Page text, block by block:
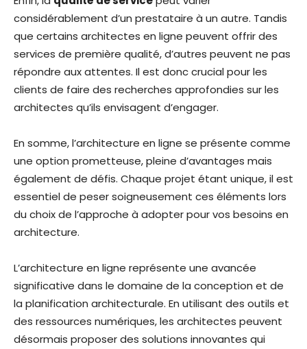
considérablement d’un prestataire à un autre. Tandis
que certains architectes en ligne peuvent offrir des
services de première qualité, d’autres peuvent ne pas
répondre aux attentes. Il est donc crucial pour les
clients de faire des recherches approfondies sur les
architectes qu’ils envisagent d’engager.
En somme, l’architecture en ligne se présente comme
une option prometteuse, pleine d’avantages mais
également de défis. Chaque projet étant unique, il est
essentiel de peser soigneusement ces éléments lors
du choix de l’approche à adopter pour vos besoins en
architecture.
L’architecture en ligne représente une avancée
significative dans le domaine de la conception et de
la planification architecturale. En utilisant des outils et
des ressources numériques, les architectes peuvent
désormais proposer des solutions innovantes qui